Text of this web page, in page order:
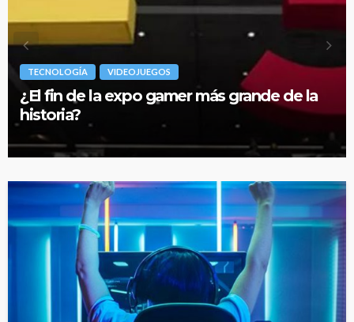
TECNOLOGÍA VIDEOJUEGOS
¿El fin de la expo gamer más grande de la
historia?